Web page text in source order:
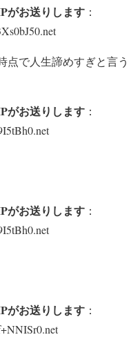
がお送りします ：
点で人生諦めすぎと言う
がお送りします ：
がお送りします ：
がお送りします ：